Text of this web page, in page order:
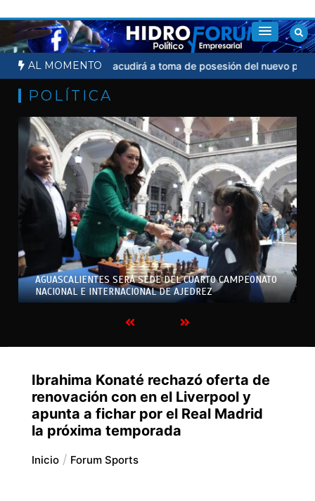
al
contenido
AL MOMENTO
Sheinbaum no acudirá a toma de posesión del nuevo presidente
POLÍTICA
AGUASCALIENTES SERÁ SEDE DEL CUARTO CAMPEONATO
NACIONAL E INTERNACIONAL DE AJEDREZ
Ibrahima Konaté rechazó oferta de
renovación con en el Liverpool y
apunta a fichar por el Real Madrid
la próxima temporada
Inicio Forum Sports